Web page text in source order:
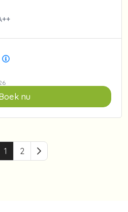
nu
pagina
1 2 Volgende pagina